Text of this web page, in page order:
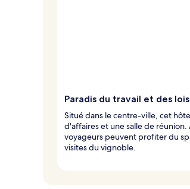
Paradis du travail et des
Situé dans le centre-ville, cet
d'affaires et une salle de réunion.
voyageurs peuvent profiter du
visites du vignoble.